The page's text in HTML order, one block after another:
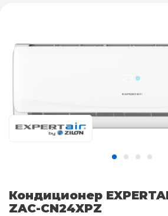
Кондиционер
ZAC-CN24XPZ